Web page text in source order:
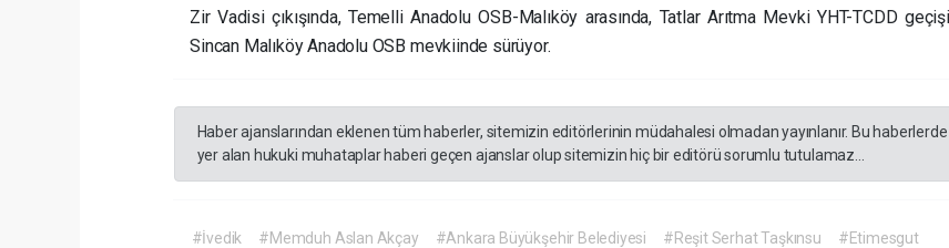
Zir Vadisi çıkışında, Temelli Anadolu OSB-Malıköy arasında, Tatlar Arıtma Mevki YHT-TCDD
Sincan Malıköy Anadolu OSB mevkiinde sürüyor.
Haber ajanslarından eklenen tüm haberler, sitemizin editörlerinin müdahalesi olmadan yayınlanır. Bu haberlerde
yer alan hukuki muhataplar haberi geçen ajanslar olup sitemizin hiç bir editörü sorumlu tutulamaz...
#İvedik #Memduh Aslan Akçay #Ankara Büyükşehir Belediyesi #Reşit Serhat Taşkınsu
#Etimesgut